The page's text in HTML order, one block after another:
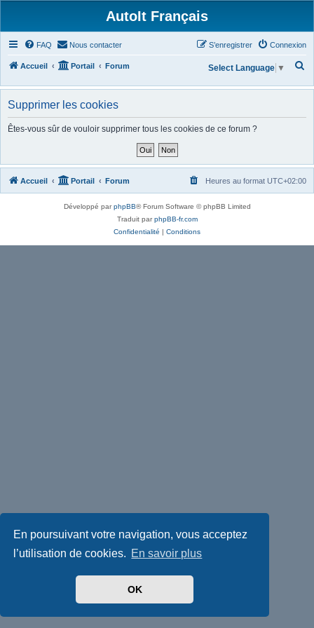
En poursuivant votre navigation, vous acceptez
l’utilisation de cookies. En savoir plus
OK
AutoIt Français
FAQ Nous contacter Connexion
S’enregistrer
Accueil Portail Forum
h
c
h
Select Language ▼
Supprimer les cookies
Êtes-vous sûr de vouloir supprimer tous les cookies de ce forum ?
Accueil Portail Forum Heures au format UTC+02:00
Développé parphpBB® Forum Software © phpBB Limited
Traduit parphpBB-fr.com
Confidentialité | Conditions